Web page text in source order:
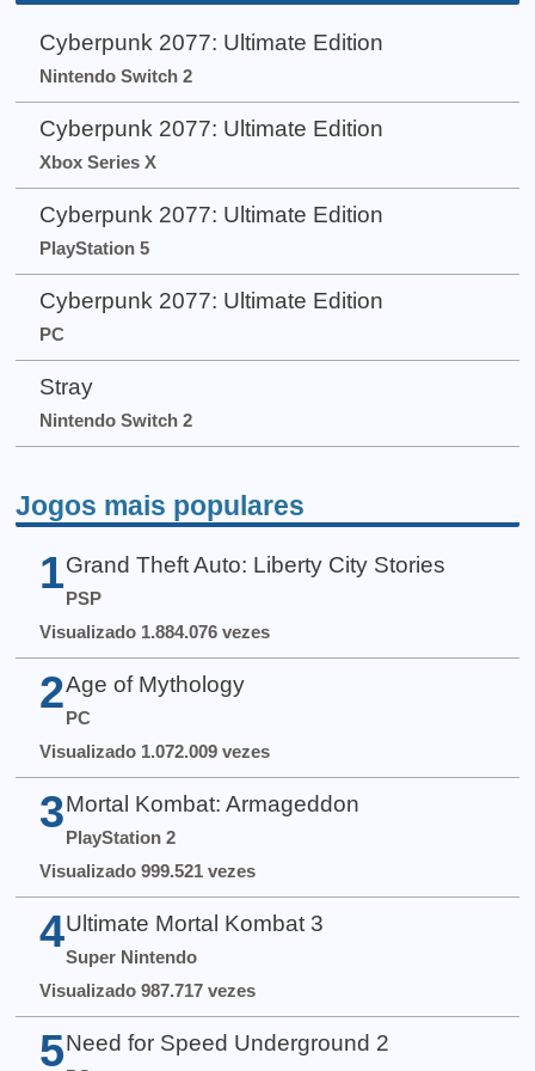
Cyberpunk 2077: Ultimate Edition
Nintendo Switch 2
Cyberpunk 2077: Ultimate Edition
Xbox Series X
Cyberpunk 2077: Ultimate Edition
PlayStation 5
Cyberpunk 2077: Ultimate Edition
PC
Stray
Nintendo Switch 2
Jogos mais populares
1 Grand Theft Auto: Liberty City Stories
PSP
Visualizado 1.884.076 vezes
2 Age of Mythology
PC
Visualizado 1.072.009 vezes
3 Mortal Kombat: Armageddon
PlayStation 2
Visualizado 999.521 vezes
4 Ultimate Mortal Kombat 3
Super Nintendo
Visualizado 987.717 vezes
5 Need for Speed Underground 2